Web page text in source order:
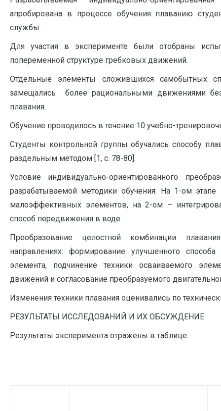
апробирована в процессе обучения плаванию
службы.
Для участия в эксперименте были отобраны
попеременной структуре гребковых движений.
Отдельные элементы сложившихся самобытных
замещались более рациональными движениями
плавания.
Обучение проводилось в течение 10 учебно-
Студенты контрольной группы обучались способу
раздельным методом [1, с. 78-80].
Условие индивидуально-ориентированного
разрабатываемой методики обучения. На 1-ом этапе
малоэффективных элементов, на 2-ом –
способ передвижения в воде.
Преобразование целостной комбинации
направлениях: формирование улучшенного
элемента, подчинение техники осваиваемого
движений и согласование преобразуемого
Изменения техники плавания оценивались по
РЕЗУЛЬТАТЫ ИССЛЕДОВАНИЙ И ИХ ОБСУЖДЕНИЕ
Результаты эксперимента отражены в таблице.